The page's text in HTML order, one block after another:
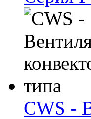
CWS -